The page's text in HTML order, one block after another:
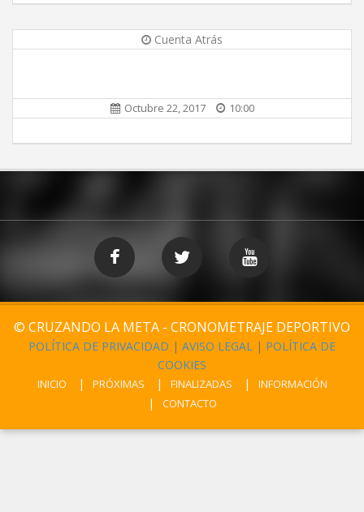
Cuenta Atrás
Octubre 22, 2017 10:00
© CRUZANDO LA META - CRONOMETRAJE DEPORTIVO
POLÍTICA DE PRIVACIDAD | AVISO LEGAL | POLÍTICA DE
COOKIES
INICIO PRÓXIMAS FINALIZADAS
INFORMACIÓN
CONTACTO